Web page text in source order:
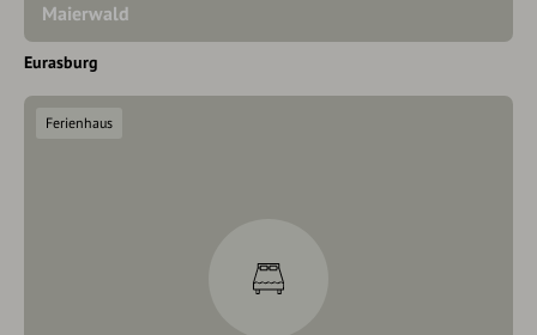
Maierwald
Eurasburg
Ferienhaus